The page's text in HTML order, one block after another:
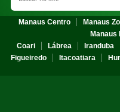
Manaus Centro Manaus
Manaus
Coari
Lábrea Iranduba
Figueiredo
Itacoatiara